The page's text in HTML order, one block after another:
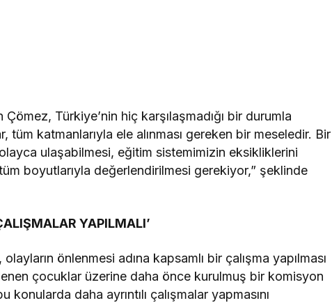
Türkiye’nin hiç karşılaşmadığı bir durumla
katmanlarıyla ele alınması gereken bir meseledir. Bir
ulaşabilmesi, eğitim sistemimizin eksikliklerini
boyutlarıyla değerlendirilmesi gerekiyor,” şeklinde
YAPILMALI’
önlenmesi adına kapsamlı bir çalışma yapılması
çocuklar üzerine daha önce kurulmuş bir komisyon
daha ayrıntılı çalışmalar yapmasını